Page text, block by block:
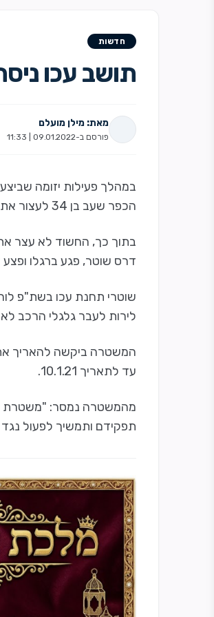
חדשות
תושב עכו
מאת: מילן מועלם
פורסם ב-09.01.2022 | 11:33
במהלך פעילות יזומה
הכפר שעב בן 34 לעצור את רכבו.
בתוך כך, החשוד לא עצר
דרס שוטר, פגע ברגלו ופצע
שוטרי תחנת עכו בשת"פ
לירות לעבר גלגלי הרכב
המשטרה ביקשה להאריך
עד לתאריך 10.1.21.
מהמשטרה נמסר: "משטרת
תפקידם ותמשיך לפעול נגד